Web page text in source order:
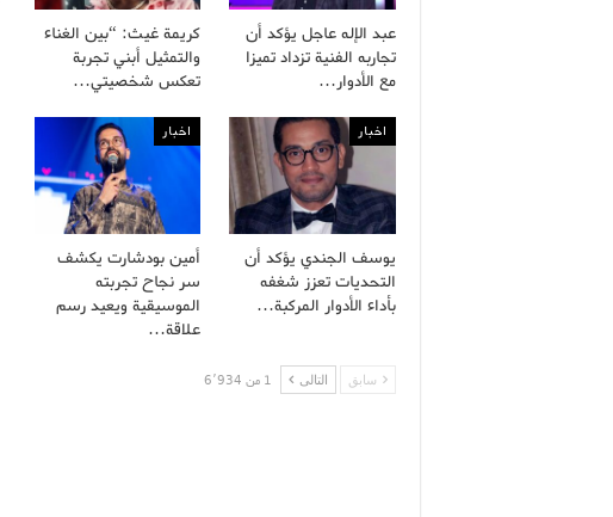
عبد الإله عاجل يؤكد أن
تجاربه الفنية تزداد تميزا
مع الأدوار…
كريمة غيث: “بين الغناء
والتمثيل أبني تجربة
تعكس شخصيتي…
اخبار
يوسف الجندي يؤكد أن
التحديات تعزز شغفه
بأداء الأدوار المركبة…
اخبار
أمين بودشارت يكشف
سر نجاح تجربته
الموسيقية ويعيد رسم
علاقة…
سابق التالى 1 من 6٬934